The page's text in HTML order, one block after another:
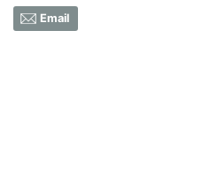
Email